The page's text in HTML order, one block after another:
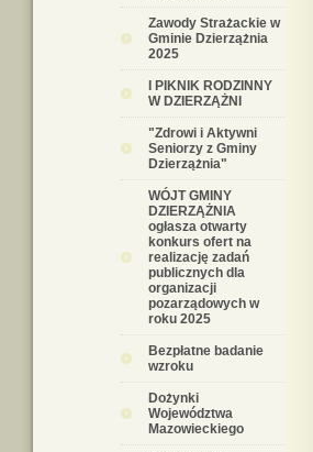
Zawody Strażackie w
Gminie Dzierzążnia
2025
I PIKNIK RODZINNY
W DZIERZĄŻNI
"Zdrowi i Aktywni
Seniorzy z Gminy
Dzierzążnia"
WÓJT GMINY
DZIERZĄŻNIA
ogłasza otwarty
konkurs ofert na
realizację zadań
publicznych dla
organizacji
pozarządowych w
roku 2025
Bezpłatne badanie
wzroku
Dożynki
Województwa
Mazowieckiego